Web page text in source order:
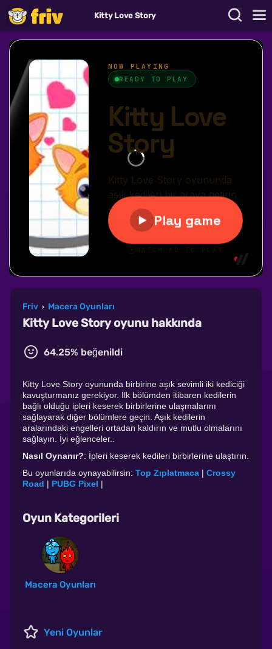
Kitty Love Story
Friv › Macera Oyunları
Kitty Love Story oyunu hakkında
64.25% beğenildi
Kitty Love Story oyununda birbirine aşık sevimli iki kediciği
kavuşturmanız gerekiyor. İlk bölümden itibaren kedilerin
bağlı olduğu ipleri keserek birbirlerine ulaşmalarını
sağlayarak diğer bölümlere geçin. Aşık kedilerin
aralarındaki engelleri ortadan kaldırın ve mutlu olmalarını
sağlayın. İyi eğlenceler..
Nasıl Oynanır?: İpleri keserek kedileri birbirlerine ulaştırın.
Bu oyunlarıda oynayabilirsin: Top Zıplatmaca | Crossy
Road | PUBG Pixel |
Oyun Kategorileri
Macera Oyunları
Yeni Oyunlar